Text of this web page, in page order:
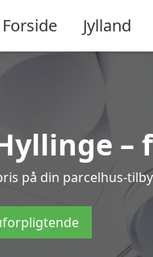
Forside Jylland
–
på din parcelhus-